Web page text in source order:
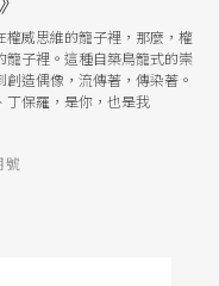
權威思維的籠子裡，那麼，權
籠子裡。這種自築鳥籠式的崇
造偶像，流傳著，傳染著。
丁保羅，是你，也是我
號